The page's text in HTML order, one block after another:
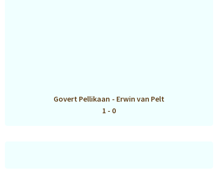
Govert Pellikaan - Erwin van Pelt
1 - 0